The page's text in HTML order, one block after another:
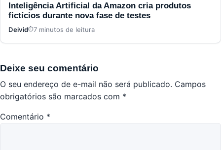
Inteligência Artificial da Amazon cria produtos
fictícios durante nova fase de testes
Deivid 7 minutos de leitura
Deixe seu comentário
O seu endereço de e-mail não será publicado. Campos
obrigatórios são marcados com *
Comentário *